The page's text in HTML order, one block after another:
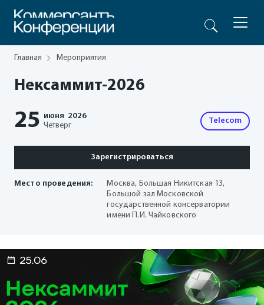
Главная Мероприятия
Нексаммит-2026
25 июня 2026
Четверг
Telecom
Зарегистрироваться
Место проведения:
Москва, Большая Никитская 13,
Большой зал Московской
государственной консерватории
имени П.И. Чайковского